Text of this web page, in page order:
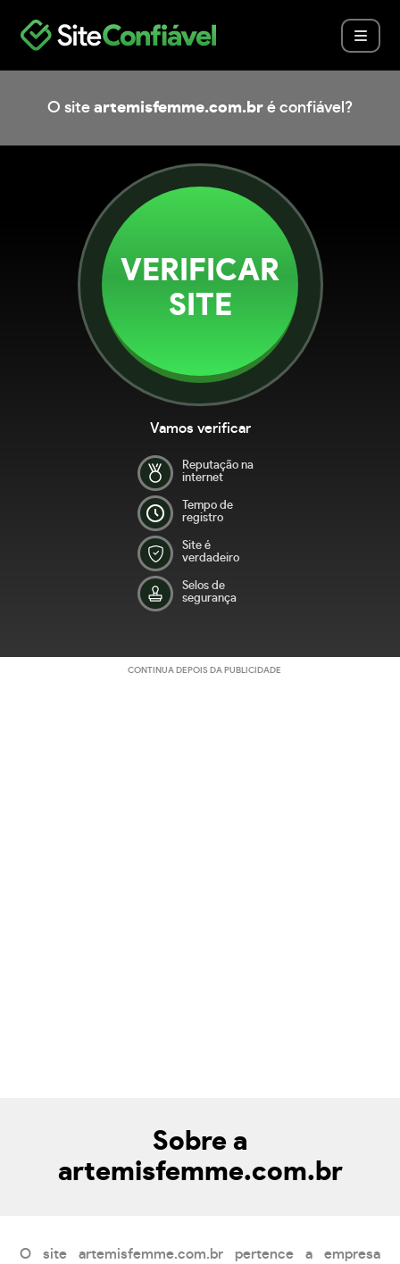
O site artemisfemme.com.br é confiável?
VERIFICAR
SITE
Vamos verificar
Reputação na
internet
Tempo de
registro
Site é
verdadeiro
Selos de
segurança
CONTINUA DEPOIS DA PUBLICIDADE
Sobre a
artemisfemme.com.br
O site artemisfemme.com.br pertence a empresa